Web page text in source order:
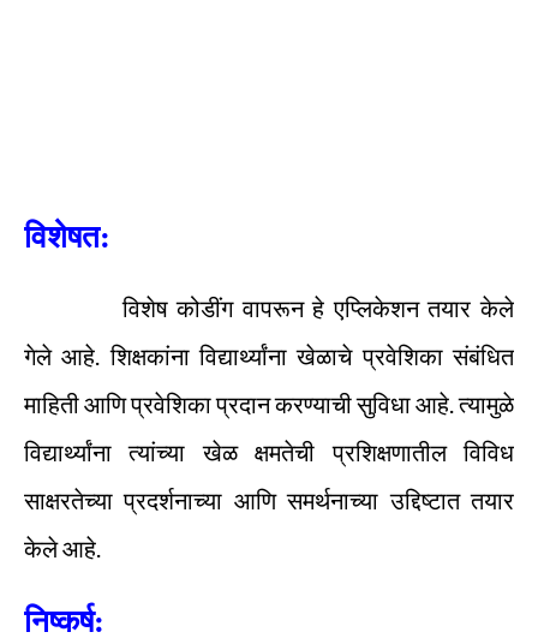
विशेषत:
विशेष कोडींग वापरून हे एप्लिकेशन तयार केले
गेले आहे. शिक्षकांना विद्यार्थ्यांना खेळाचे प्रवेशिका संबंधित
माहिती आणि प्रवेशिका प्रदान करण्याची सुविधा आहे. त्यामुळे
विद्यार्थ्यांना त्यांच्या खेळ क्षमतेची प्रशिक्षणातील विविध
साक्षरतेच्या प्रदर्शनाच्या आणि समर्थनाच्या उद्दिष्टात तयार
केले आहे.
निष्कर्ष: